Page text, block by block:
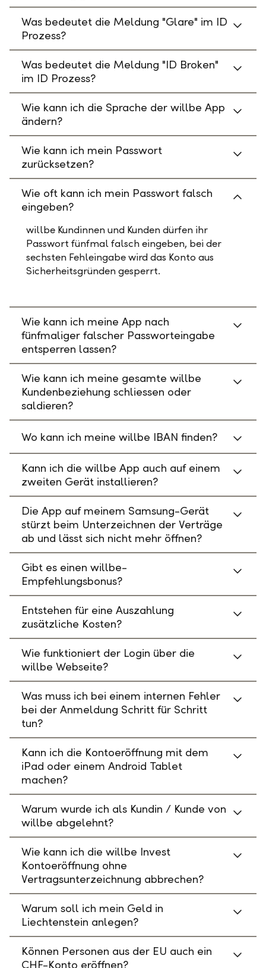
Was bedeutet die Meldung "Glare" im ID
Prozess?
Was bedeutet die Meldung "ID Broken"
im ID Prozess?
Wie kann ich die Sprache der willbe App
ändern?
Wie kann ich mein Passwort
zurücksetzen?
Wie oft kann ich mein Passwort falsch
eingeben?
willbe Kundinnen und Kunden dürfen ihr
Passwort fünfmal falsch eingeben, bei der
sechsten Fehleingabe wird das Konto aus
Sicherheitsgründen gesperrt.
Wie kann ich meine App nach
fünfmaliger falscher Passworteingabe
entsperren lassen?
Wie kann ich meine gesamte willbe
Kundenbeziehung schliessen oder
saldieren?
Wo kann ich meine willbe IBAN finden?
Kann ich die willbe App auch auf einem
zweiten Gerät installieren?
Die App auf meinem Samsung-Gerät
stürzt beim Unterzeichnen der Verträge
ab und lässt sich nicht mehr öffnen?
Gibt es einen willbe-
Empfehlungsbonus?
Entstehen für eine Auszahlung
zusätzliche Kosten?
Wie funktioniert der Login über die
willbe Webseite?
Was muss ich bei einem internen Fehler
bei der Anmeldung Schritt für Schritt
tun?
Kann ich die Kontoeröffnung mit dem
iPad oder einem Android Tablet
machen?
Warum wurde ich als Kundin / Kunde von
willbe abgelehnt?
Wie kann ich die willbe Invest
Kontoeröffnung ohne
Vertragsunterzeichnung abbrechen?
Warum soll ich mein Geld in
Liechtenstein anlegen?
Können Personen aus der EU auch ein
CHF-Konto eröffnen?